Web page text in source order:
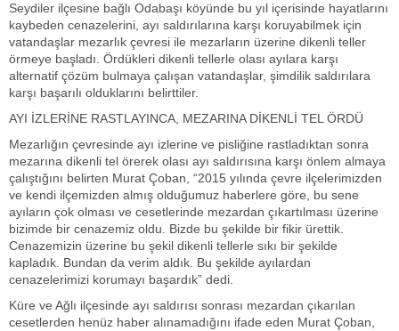
Seydiler ilçesine bağlı Odabaşı köyünde bu yıl içerisinde hayatlarını
kaybeden cenazelerini, ayı saldırılarına karşı koruyabilmek için
vatandaşlar mezarlık çevresi ile mezarların üzerine dikenli teller
örmeye başladı. Ördükleri dikenli tellerle olası ayılara karşı
alternatif çözüm bulmaya çalışan vatandaşlar, şimdilik saldırılara
karşı başarılı olduklarını belirttiler.
AYI İZLERİNE RASTLAYINCA, MEZARINA DİKENLİ TEL ÖRDÜ
Mezarlığın çevresinde ayı izlerine ve pisliğine rastladıktan sonra
mezarına dikenli tel örerek olası ayı saldırısına karşı önlem almaya
çalıştığını belirten Murat Çoban, “2015 yılında çevre ilçelerimizden
ve kendi ilçemizden almış olduğumuz haberlere göre, bu sene
ayıların çok olması ve cesetlerinde mezardan çıkartılması üzerine
bizimde bir cenazemiz oldu. Bizde bu şekilde bir fikir ürettik.
Cenazemizin üzerine bu şekil dikenli tellerle sıkı bir şekilde
kapladık. Bundan da verim aldık. Bu şekilde ayılardan
cenazelerimizi korumayı başardık” dedi.
Küre ve Ağlı ilçesinde ayı saldırısı sonrası mezardan çıkarılan
cesetlerden henüz haber alınamadığını ifade eden Murat Çoban,